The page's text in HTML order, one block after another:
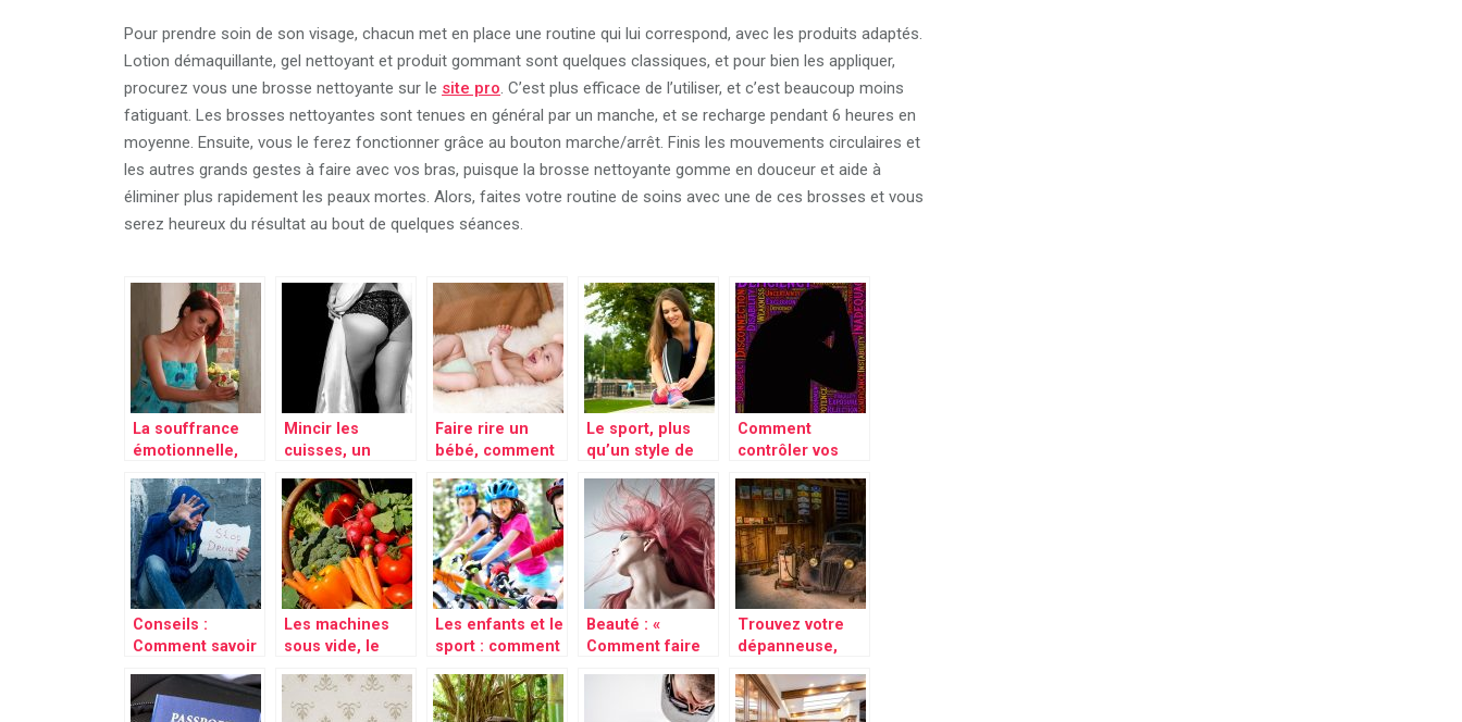
Pour prendre soin de son visage, chacun met en place une routine qui lui correspond, avec les produits adaptés.
Lotion démaquillante, gel nettoyant et produit gommant sont quelques classiques, et pour bien les appliquer,
procurez vous une brosse nettoyante sur le site pro. C’est plus efficace de l’utiliser, et c’est beaucoup moins
fatiguant. Les brosses nettoyantes sont tenues en général par un manche, et se recharge pendant 6 heures en
moyenne. Ensuite, vous le ferez fonctionner grâce au bouton marche/arrêt. Finis les mouvements circulaires et
les autres grands gestes à faire avec vos bras, puisque la brosse nettoyante gomme en douceur et aide à
éliminer plus rapidement les peaux mortes. Alors, faites votre routine de soins avec une de ces brosses et vous
serez heureux du résultat au bout de quelques séances.
La souffrance
émotionnelle,
surmonter?
Mincir les
cuisses, un
rencontre
certaines
femme, voici
quelques
conseils
Faire rire un
bébé, comment
quelques
techniques?
Le sport, plus
qu’un style de
contre le mal
être
Comment
contrôler vos
d’angoisses?
Conseils :
Comment savoir
consomme de la
drogue?
Les machines
sous vide, le
de conserver
Les enfants et le
sport : comment
aimer?
Beauté : «
Comment faire
cheveux pendant
Trouvez votre
dépanneuse,